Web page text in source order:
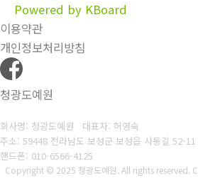
Powered by KBoard
이용약관
개인정보처리방침
청광도예원
회사명: 청광도예원 대표자: 허영숙
주소: 59448 전라남도 보성군 보성읍 사동길 52-11
핸드폰: 010-6566-4125
Copyright © 2025 청광도예원. All rights reserved.